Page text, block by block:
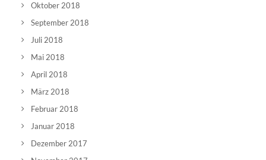
Oktober 2018
September 2018
Juli 2018
Mai 2018
April 2018
März 2018
Februar 2018
Januar 2018
Dezember 2017